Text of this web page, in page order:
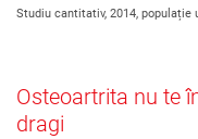
Studiu cantitativ, 2014, populație
Osteoartrita nu te
dragi